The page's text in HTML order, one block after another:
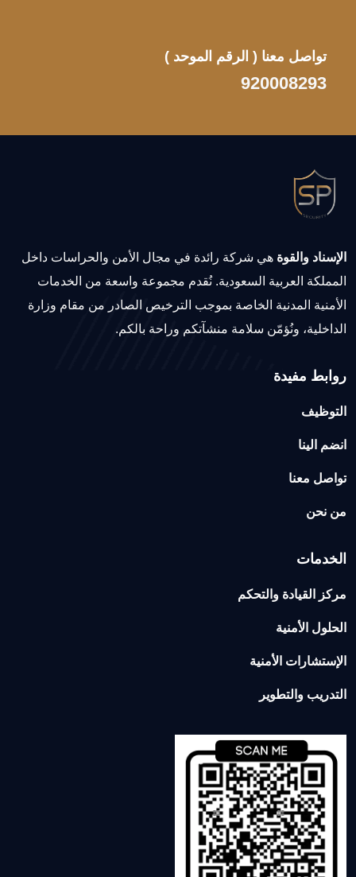
تواصل معنا ( الرقم الموحد )
920008293
الإسناد والقوة هي شركة رائدة في مجال الأمن والحراسات داخل
المملكة العربية السعودية. نُقدم مجموعة واسعة من الخدمات
الأمنية المدنية الخاصة بموجب الترخيص الصادر من مقام وزارة
الداخلية، ونُؤمّن سلامة منشآتكم وراحة بالكم.
روابط مفيدة
التوظيف
انضم الينا
تواصل معنا
من نحن
الخدمات
مركز القيادة والتحكم
الحلول الأمنية
الإستشارات الأمنية
التدريب والتطوير